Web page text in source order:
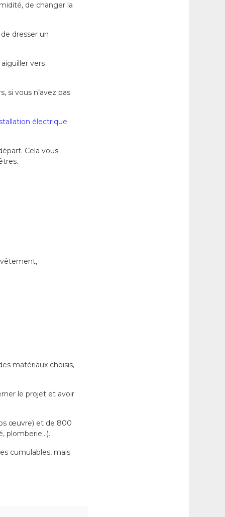
de changer la
dresser un
vers
si vous n’avez pas
électrique
Cela vous
matériaux choisis,
le projet et avoir
œuvre) et de 800
plomberie…).
cumulables, mais